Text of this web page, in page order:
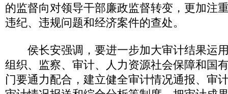
的监督向对领导干部廉政监督转变，更加注
违纪、违规问题和经济案件的查处。
侯长安强调，要进一步加大审计结果运
组织、监察、审计、人力资源社会保障和国
门要通力配合，建立健全审计情况通报、审